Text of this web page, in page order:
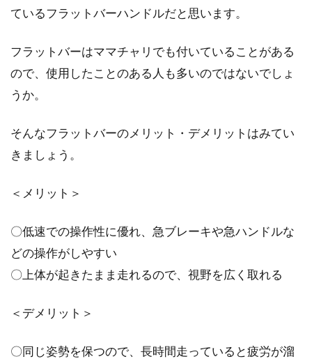
サイクルウェアやペダルなどのアイテムをお気
に入りのものに揃えてくると、次はホイールに
ェーン交換方法をご紹介！
シマノアルテグラがR8000シリーズ
にモデルチェンジ！
のフルモデルチェ...
ているフラットバーハンドルだと思います。
フラットバーはママチャリでも付いていることがある
ので、使用したことのある人も多いのではないでしょ
うか。
そんなフラットバーのメリット・デメリットはみてい
きましょう。
＜メリット＞
〇低速での操作性に優れ、急ブレーキや急ハンドルな
どの操作がしやすい
〇上体が起きたまま走れるので、視野を広く取れる
＜デメリット＞
〇同じ姿勢を保つので、長時間走っていると疲労が溜